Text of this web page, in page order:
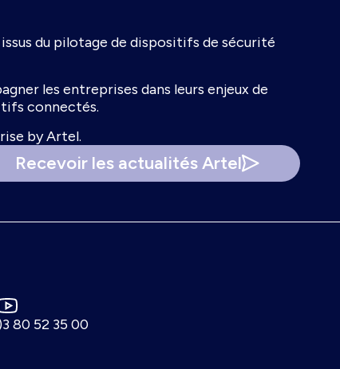
du pilotage de dispositifs de sécurité
les entreprises dans leurs enjeux de
connectés.
by Artel.
Recevoir les actualités Artel
80 52 35 00